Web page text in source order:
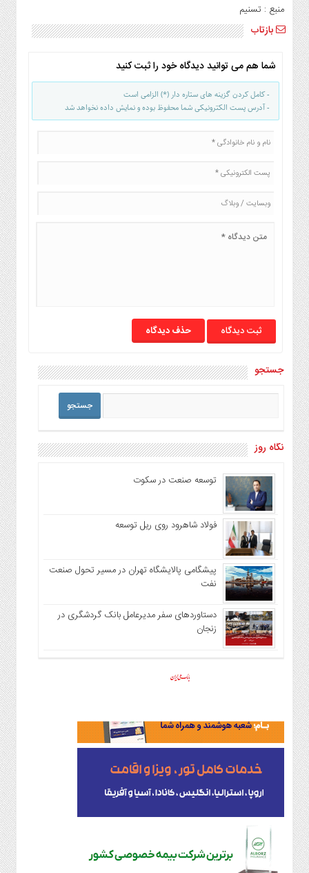
منبع : تسنیم
بازتاب
شما هم می توانید دیدگاه خود را ثبت کنید
- کامل کردن گزینه های ستاره دار (*) الزامی است
- آدرس پست الکترونیکی شما محفوظ بوده و نمایش داده نخواهد شد
حذف دیدگاه
جستجو
نگاه روز
توسعه صنعت در سکوت
فولاد شاهرود روی ریل توسعه
پیشگامی پالایشگاه تهران در مسیر تحول صنعت
نفت
دستاوردهای سفر مدیرعامل بانک گردشگری در
زنجان